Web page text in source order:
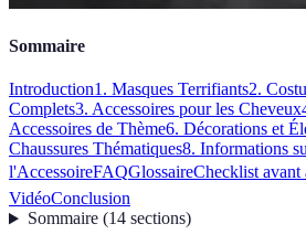
Sommaire
Introduction1. Masques Terrifiants2.
Complets3. Accessoires pour les Cheveux
Accessoires de Thème6. Décorations et
Chaussures Thématiques8. Informations
l'AccessoireFAQGlossaireChecklist avant
VidéoConclusion
Sommaire(14 sections)